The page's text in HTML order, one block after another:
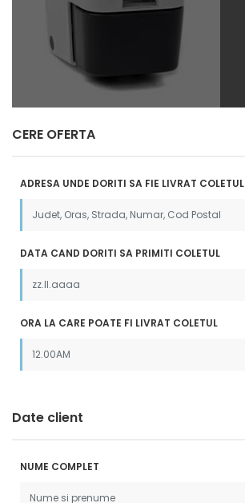
CERE OFERTA
ADRESA UNDE DORITI SA FIE LIVRAT COLETUL
DATA CAND DORITI SA PRIMITI COLETUL
ORA LA CARE POATE FI LIVRAT COLETUL
Date client
NUME COMPLET